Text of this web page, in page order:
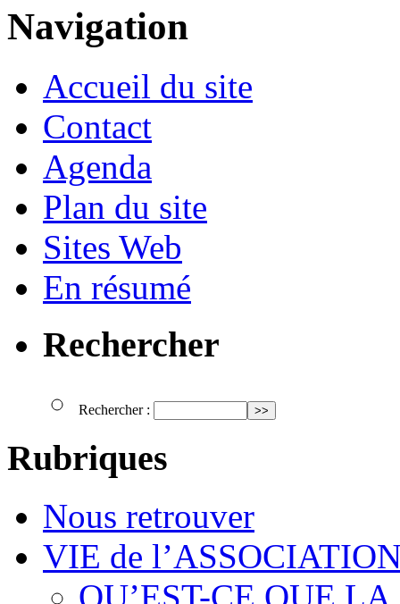
Navigation
Accueil du site
Contact
Agenda
Plan du site
Sites Web
En résumé
Rechercher
Rechercher :
Rubriques
Nous retrouver
VIE de
QU’EST-CE QUE